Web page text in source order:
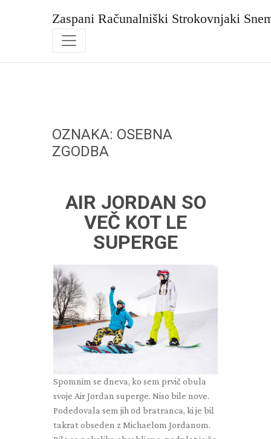
Zaspani Računalniški Strokovnjaki
OZNAKA: OSEBNA
ZGODBA
AIR JORDAN SO
VEČ KOT LE
SUPERGE
Spomnim se dneva, ko sem prvič obula
svoje Air Jordan superge. Niso bile nove.
Podedovala sem jih od bratranca, ki je bil
takrat obseden z Michaelom Jordanom.